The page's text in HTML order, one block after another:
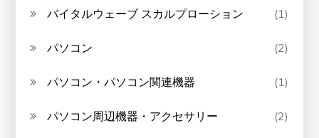
バイタルウェーブ スカルプローション (1)
パソコン (2)
パソコン・パソコン関連機器 (1)
パソコン周辺機器・アクセサリー (2)